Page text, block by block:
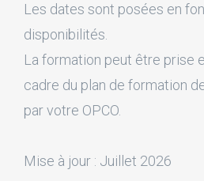
Les dates sont posées en
disponibilités.
La formation peut être prise
cadre du plan de formation
par votre OPCO.
Mise à jour : Juillet 2026